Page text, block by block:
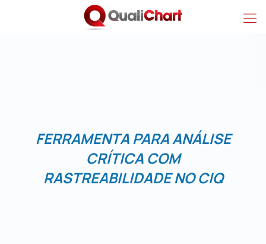
Ferramenta para
FERRAMENTA PARA ANÁLISE
CRÍTICA COM
RASTREABILIDADE NO CIQ